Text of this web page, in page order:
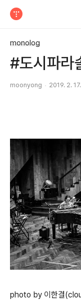
monolog
#도시파라
moonyong 2019. 2.
photo by 이한결